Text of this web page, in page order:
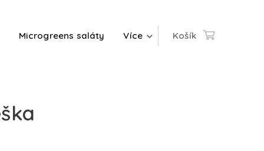
Microgreens saláty Více Košík